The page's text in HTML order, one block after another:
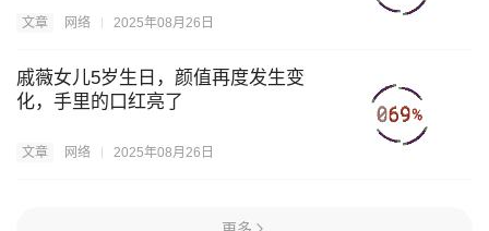
文章 网络 2025年08月26日
戚薇女儿5岁生日，颜值再度发生变
化，手里的口红亮了
文章 网络 2025年08月26日